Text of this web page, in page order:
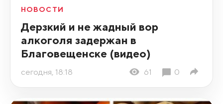
НОВОСТИ
Дерзкий и не жадный вор
алкоголя задержан в
Благовещенске (видео)
сегодня, 18:18 61 0